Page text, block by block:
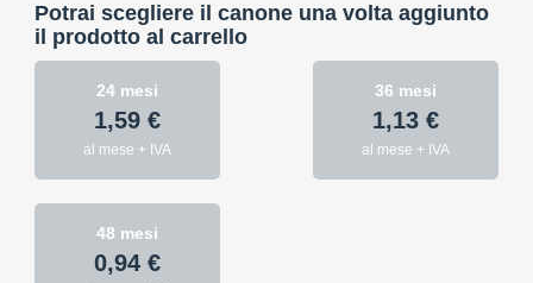
Potrai scegliere il canone una volta aggiunto
il prodotto al carrello
24 mesi
1,59 €
al mese + IVA
36 mesi
1,13 €
al mese + IVA
48 mesi
0,94 €